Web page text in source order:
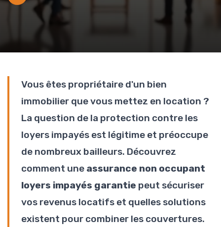
Vous êtes propriétaire d'un bien
immobilier que vous mettez en location ?
La question de la protection contre les
loyers impayés est légitime et préoccupe
de nombreux bailleurs. Découvrez
comment une assurance non occupant
loyers impayés garantie peut sécuriser
vos revenus locatifs et quelles solutions
existent pour combiner les couvertures.